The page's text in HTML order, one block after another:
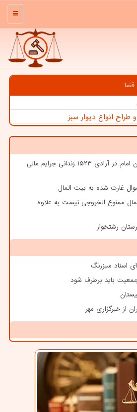
منو
انواع دیوار سبز
مشارکت ستاد اجرائی فرمان امام در آزادی ۱۵۲۳ زندانی جرایم مالی
ممنوع الخروجی نیست به علاوه
رشتخوار
اسناد سبزرنگ
جمعیت باید برطرف شود
از خبرگزاری مهر